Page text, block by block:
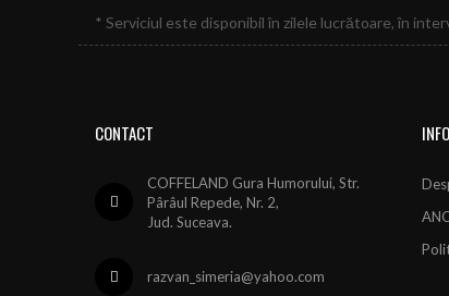
* Serviciul este disponibil în zilele lucrătoare, în
CONTACT
COFFELAND Gura Humorului, Str.
Pârâul Repede, Nr. 2,
Jud. Suceava.
razvan_simeria@yahoo.com